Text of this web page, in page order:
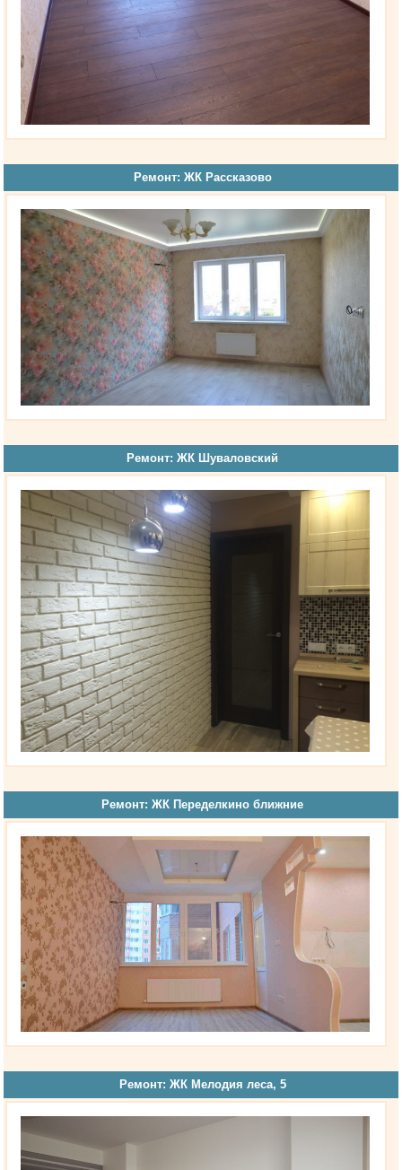
Ремонт: ЖК Рассказово
Ремонт: ЖК Шуваловский
Ремонт: ЖК Переделкино ближние
Ремонт: ЖК Мелодия леса, 5